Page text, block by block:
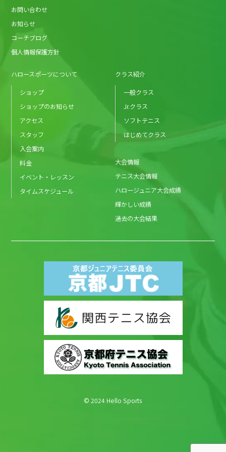
お問い合わせ
お知らせ
コーチブログ
個人情報保護方針
ハロースポーツについて
ショップ
ショップのお知らせ
アクセス
スタッフ
入会案内
料金
イベント・レッスン
タイムスケジュール
クラス紹介
一般クラス
Jr.クラス
ソフトテニス
はじめてクラス
大会情報
テニス大会情報
ハロージュニア大会成績
輝かしい成績
過去の大会結果
© 2024 Hello Sports